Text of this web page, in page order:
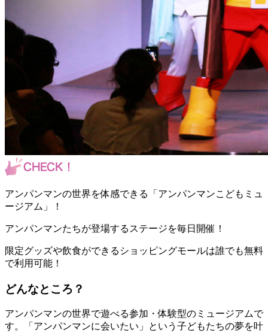
アンパンマンの世界を体感できる「アンパンマンこどもミュ
ージアム」！
アンパンマンたちが登場するステージを毎日開催！
限定グッズや飲食ができるショッピングモールは誰でも無料
で利用可能！
どんなところ？
アンパンマンの世界で遊べる参加・体験型のミュージアムで
す。「アンパンマンに会いたい」という子どもたちの夢を叶